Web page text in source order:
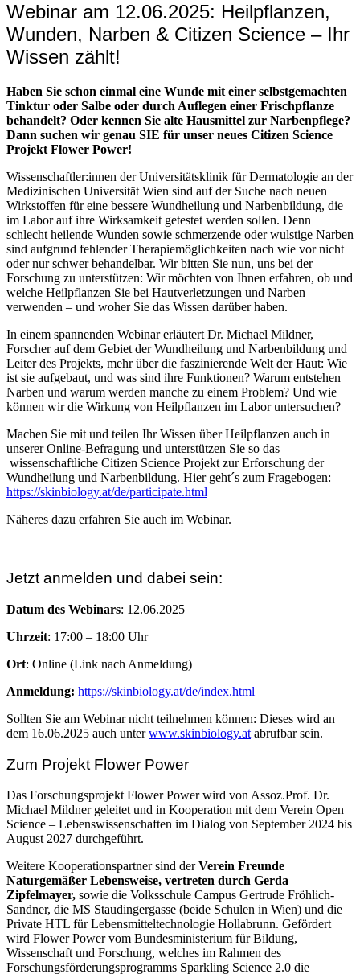
Webinar am 12.06.2025: Heilpflanzen,
Wunden, Narben & Citizen Science – Ihr
Wissen zählt!
Haben Sie schon einmal eine Wunde mit einer selbstgemachten
Tinktur oder Salbe oder durch Auflegen einer Frischpflanze
behandelt? Oder kennen Sie alte Hausmittel zur Narbenpflege?
Dann suchen wir genau SIE für unser neues Citizen Science
Projekt Flower Power!
Wissenschaftler:innen der Universitätsklinik für Dermatologie an der
Medizinischen Universität Wien sind auf der Suche nach neuen
Wirkstoffen für eine bessere Wundheilung und Narbenbildung, die
im Labor auf ihre Wirksamkeit getestet werden sollen. Denn
schlecht heilende Wunden sowie schmerzende oder wulstige Narben
sind aufgrund fehlender Therapiemöglichkeiten nach wie vor nicht
oder nur schwer behandelbar. Wir bitten Sie nun, uns bei der
Forschung zu unterstützen: Wir möchten von Ihnen erfahren, ob und
welche Heilpflanzen Sie bei Hautverletzungen und Narben
verwenden – und woher Sie das Wissen darüber haben.
In einem spannenden Webinar erläutert Dr. Michael Mildner,
Forscher auf dem Gebiet der Wundheilung und Narbenbildung und
Leiter des Projekts, mehr über die faszinierende Welt der Haut: Wie
ist sie aufgebaut, und was sind ihre Funktionen? Warum entstehen
Narben und warum werden manche zu einem Problem? Und wie
können wir die Wirkung von Heilpflanzen im Labor untersuchen?
Machen Sie mit und teilen Ihr Wissen über Heilpflanzen auch in
unserer Online-Befragung und unterstützen Sie so das
wissenschaftliche Citizen Science Projekt zur Erforschung der
Wundheilung und Narbenbildung. Hier geht´s zum Fragebogen:
https://skinbiology.at/de/participate.html
Näheres dazu erfahren Sie auch im Webinar.
Jetzt anmelden und dabei sein:
Datum des Webinars: 12.06.2025
Uhrzeit: 17:00 – 18:00 Uhr
Ort: Online (Link nach Anmeldung)
Anmeldung: https://skinbiology.at/de/index.html
Sollten Sie am Webinar nicht teilnehmen können: Dieses wird an
dem 16.06.2025 auch unterwww.skinbiology.at abrufbar sein.
Zum Projekt Flower Power
Das Forschungsprojekt Flower Power wird von Assoz.Prof. Dr.
Michael Mildner geleitet und in Kooperation mit dem Verein Open
Science – Lebenswissenschaften im Dialog von September 2024 bis
August 2027 durchgeführt.
Weitere Kooperationspartner sind derVerein Freunde
Naturgemäßer Lebensweise, vertreten durch Gerda
Zipfelmayer, sowie die Volksschule Campus Gertrude Fröhlich-
Sandner, die MS Staudingergasse (beide Schulen in Wien) und die
Private HTL für Lebensmitteltechnologie Hollabrunn. Gefördert
wird Flower Power vom Bundesministerium für Bildung,
Wissenschaft und Forschung, welches im Rahmen des
Forschungsförderungsprogramms Sparkling Science 2.0 die